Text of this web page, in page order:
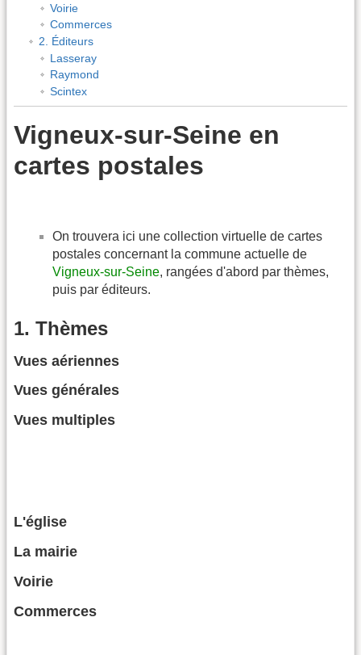
Voirie
Commerces
2. Éditeurs
Lasseray
Raymond
Scintex
Vigneux-sur-Seine en
cartes postales
On trouvera ici une collection virtuelle de cartes
postales concernant la commune actuelle de
Vigneux-sur-Seine, rangées d'abord par thèmes,
puis par éditeurs.
1. Thèmes
Vues aériennes
Vues générales
Vues multiples
L'église
La mairie
Voirie
Commerces